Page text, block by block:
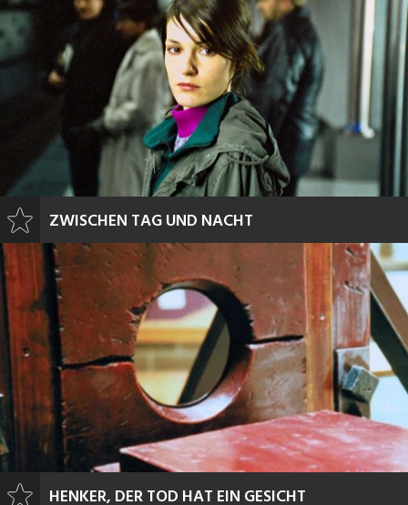
ZWISCHEN TAG UND NACHT
HENKER, DER TOD HAT EIN GESICHT